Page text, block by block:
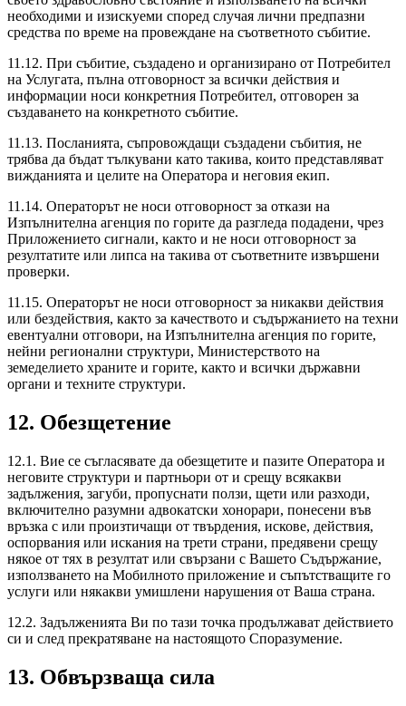
необходими и изискуеми според случая лични предпазни
средства по време на провеждане на съответното събитие.
11.12. При събитие, създадено и организирано от Потребител
на Услугата, пълна отговорност за всички действия и
информации носи конкретния Потребител, отговорен за
създаването на конкретното събитие.
11.13. Посланията, съпровождащи създадени събития, не
трябва да бъдат тълкувани като такива, които представляват
вижданията и целите на Оператора и неговия екип.
11.14. Операторът не носи отговорност за откази на
Изпълнителна агенция по горите да разгледа подадени, чрез
Приложението сигнали, както и не носи отговорност за
резултатите или липса на такива от съответните извършени
проверки.
11.15. Операторът не носи отговорност за никакви действия
или бездействия, както за качеството и съдържанието на техни
евентуални отговори, на Изпълнителна агенция по горите,
нейни регионални структури, Министерството на
земеделието храните и горите, както и всички държавни
органи и техните структури.
12. Обезщетение
12.1. Вие се съгласявате да обезщетите и пазите Оператора и
неговите структури и партньори от и срещу всякакви
задължения, загуби, пропуснати ползи, щети или разходи,
включително разумни адвокатски хонорари, понесени във
връзка с или произтичащи от твърдения, искове, действия,
оспорвания или искания на трети страни, предявени срещу
някое от тях в резултат или свързани с Вашето Съдържание,
използването на Мобилното приложение и съпътстващите го
услуги или някакви умишлени нарушения от Ваша страна.
12.2. Задълженията Ви по тази точка продължават действието
си и след прекратяване на настоящото Споразумение.
13. Обвързваща сила